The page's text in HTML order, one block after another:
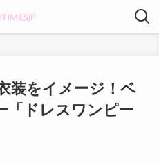
装をイメージ！ベ
「ドレスワンピー